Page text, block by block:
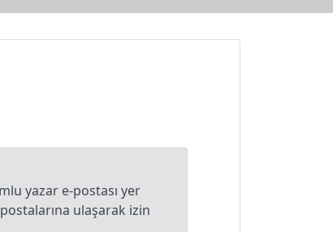
yazar e-postası yer
ulaşarak izin